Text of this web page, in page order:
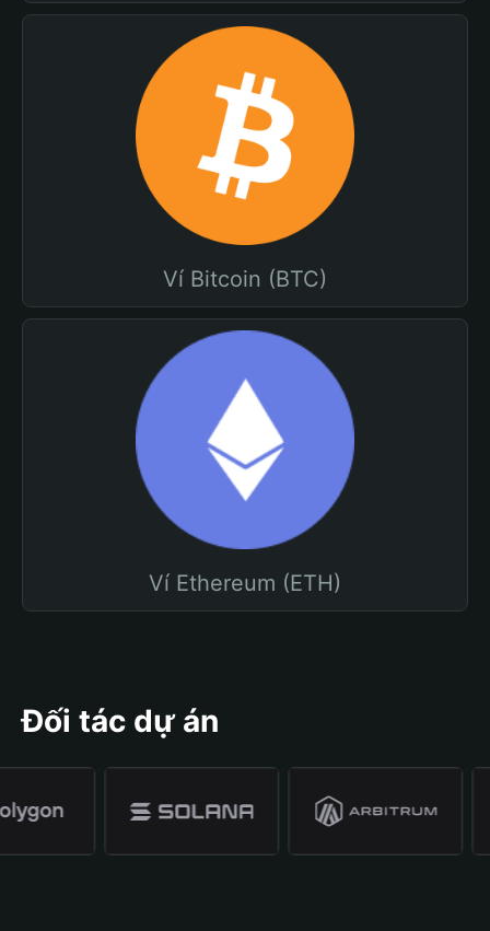
Ví Bitcoin (BTC)
Ví Ethereum (ETH)
Đối tác dự án